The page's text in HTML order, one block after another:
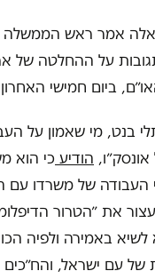
אמר ראש הממשלה
על ההחלטה של
ביום חמישי
בנט, מי שאמון על
הודיע כי הוא
העבודה של משרדו עם
את ״הטרור
לשיא באמירה ולפיה
עם ישראל, והח״כים